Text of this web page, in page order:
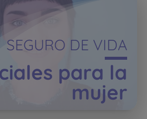
SEGURO DE VIDA
para la
mujer